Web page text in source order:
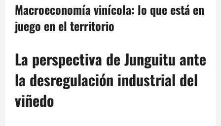
Macroeconomía vinícola: lo que está en
juego en el territorio
La perspectiva de Junguitu ante
la desregulación industrial del
viñedo